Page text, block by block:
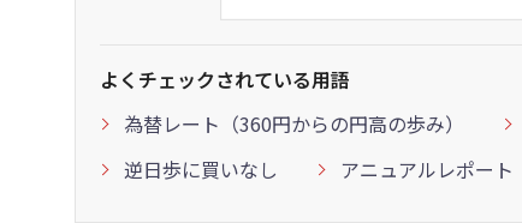
よくチェックされている用語
為替レート（360円からの円高の歩み）
逆日歩に買いなし
アニュアルレポート